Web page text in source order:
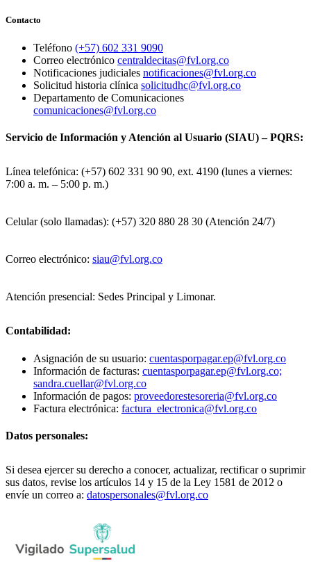
Contacto
Teléfono (+57) 602 331 9090
Correo electrónico centraldecitas@fvl.org.co
Notificaciones judiciales notificaciones@fvl.org.co
Solicitud historia clínica solicitudhc@fvl.org.co
Departamento de Comunicaciones
comunicaciones@fvl.org.co
Servicio de Información y Atención al Usuario (SIAU) – PQRS:
Línea telefónica: (+57) 602 331 90 90, ext. 4190 (lunes a viernes:
7:00 a. m. – 5:00 p. m.)
Celular (solo llamadas): (+57) 320 880 28 30 (Atención 24/7)
Correo electrónico: siau@fvl.org.co
Atención presencial: Sedes Principal y Limonar.
Contabilidad:
Asignación de su usuario: cuentasporpagar.ep@fvl.org.co
Información de facturas: cuentasporpagar.ep@fvl.org.co;
sandra.cuellar@fvl.org.co
Información de pagos: proveedorestesoreria@fvl.org.co
Factura electrónica: factura_electronica@fvl.org.co
Datos personales:
Si desea ejercer su derecho a conocer, actualizar, rectificar o suprimir
sus datos, revise los artículos 14 y 15 de la Ley 1581 de 2012 o
envíe un correo a: datospersonales@fvl.org.co